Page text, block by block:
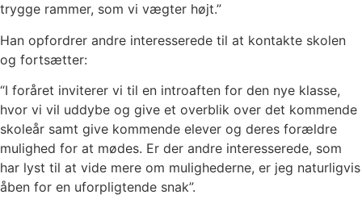
trygge rammer, som vi vægter højt.”
Han opfordrer andre interesserede til at kontakte skolen
og fortsætter:
“I foråret inviterer vi til en introaften for den nye klasse,
hvor vi vil uddybe og give et overblik over det kommende
skoleår samt give kommende elever og deres forældre
mulighed for at mødes. Er der andre interesserede, som
har lyst til at vide mere om mulighederne, er jeg naturligvis
åben for en uforpligtende snak”.